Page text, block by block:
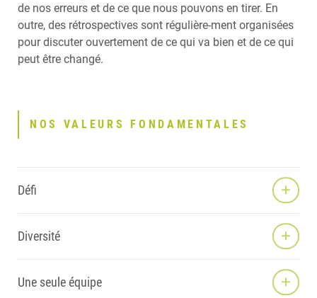
de nos erreurs et de ce que nous pouvons en tirer. En
outre, des rétrospectives sont régulière-ment organisées
pour discuter ouvertement de ce qui va bien et de ce qui
peut être changé.
NOS VALEURS FONDAMENTALES
Défi
Diversité
Une seule équipe